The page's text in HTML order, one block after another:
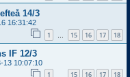
14/3
16:31:42
1 … 15 16 17 18
IF 12/3
13 10:07:10
1 15 16 17 18